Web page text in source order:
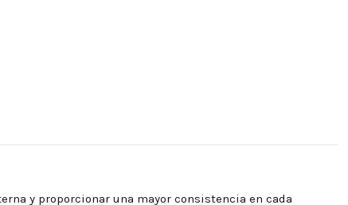
y proporcionar una mayor consistencia en cada